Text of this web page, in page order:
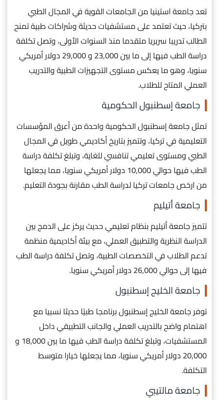
تعد جامعة استينيا من الجامعات القوية في المجال الطبي
بتركيا، حيث تعتمد على مستشفيات حديثة وشراكات طبية تمنح
الطالب تدريبا سريريا متقدما منذ السنوات الأولى، وتصل تكلفة
دراسة الطب فيها إلى ما بين 23,000 و 29,000 دولار أمريكي
سنويا، وهو ما يعكس مستوى التجهيزات الطبية والتدريب
العملي المتاح للطلاب.
جامعة إسطنبول الحكومية
تمثل جامعة إسطنبول الحكومية واحدة من أعرق المؤسسات
التعليمية في تركيا، وتتميز بتاريخ أكاديمي طويل في المجال
الطبي ومستوى تعليمي تنافسي للغاية، وتبلغ تكلفة دراسة
الطب فيها حوالي 10,000 دولار أمريكي سنويا، مما يجعلها
من ارخص جامعات تركيا لدراسة الطب مقارنة بجودة التعليم.
جامعة أتيليم
تتميز جامعة أتيليم بنظام تعليمي حديث يركز على الدمج بين
الدراسة النظرية والتطبيق العملي، مع بيئة أكاديمية منظمة
تدعم الطلاب في التخصصات الطبية، وتصل تكلفة دراسة الطب
فيها إلى حوالي 26,000 دولار أمريكي سنويا.
جامعة الخليج إسطنبول
توفر جامعة الخليج إسطنبول برنامجا طبيًا حديثا نسبيا مع
اهتمام واضح بالتدريب العملي والجانب التطبيقي داخل
المستشفيات، وتبلغ تكلفة دراسة الطب فيها ما بين 18,000 و
20,000 دولار أمريكي سنويا، مما يجعلها خيارا متوسط
التكلفة.
جامعة مالتيبي